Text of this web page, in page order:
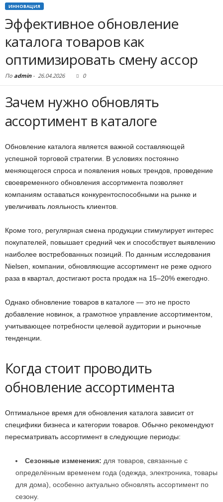
ИННОВАЦИЯ
Эффективное обновление
каталога товаров как
оптимизировать смену ассор
По admin- 26.04.2026 0
Зачем нужно обновлять
ассортимент в каталоге
Обновление каталога является важной составляющей
успешной торговой стратегии. В условиях постоянно
меняющегося спроса и появления новых трендов, проведение
своевременного обновления ассортимента позволяет
компаниям оставаться конкурентоспособными на рынке и
увеличивать лояльность клиентов.
Кроме того, регулярная смена продукции стимулирует интерес
покупателей, повышает средний чек и способствует выявлению
наиболее востребованных позиций. По данным исследования
Nielsen, компании, обновляющие ассортимент не реже одного
раза в квартал, достигают роста продаж на 15–20% ежегодно.
Однако обновление товаров в каталоге — это не просто
добавление новинок, а грамотное управление ассортиментом,
учитывающее потребности целевой аудитории и рыночные
тенденции.
Когда стоит проводить
обновление ассортимента
Оптимальное время для обновления каталога зависит от
специфики бизнеса и категории товаров. Обычно рекомендуют
пересматривать ассортимент в следующие периоды:
Сезонные изменения: для товаров, связанные с
определённым временем года (одежда, электроника, товары
для дома), особенно актуально обновлять ассортимент по
сезону.